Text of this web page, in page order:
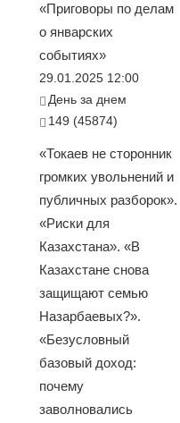
«Приговоры по делам
о январских
событиях»
29.01.2025 12:00
День за днем
149 (45874)
«Токаев не сторонник
громких увольнений и
публичных разборок».
«Риски для
Казахстана». «В
Казахстане снова
защищают семью
Назарбаевых?».
«Безусловный
базовый доход:
почему
заволновались